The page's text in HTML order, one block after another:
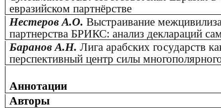
евразийском партнёрстве
Нестеров А.О. Выстраивание
партнерства БРИКС: анализ деклараций
Баранов А.Н. Лига арабских государств
перспективный центр силы
Аннотации
Авторы